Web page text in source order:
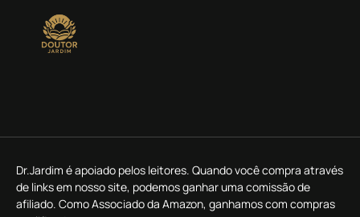
Dr.Jardim é apoiado pelos leitores. Quando você compra através
de links em nosso site, podemos ganhar uma comissão de
afiliado. Como Associado da Amazon, ganhamos com compras